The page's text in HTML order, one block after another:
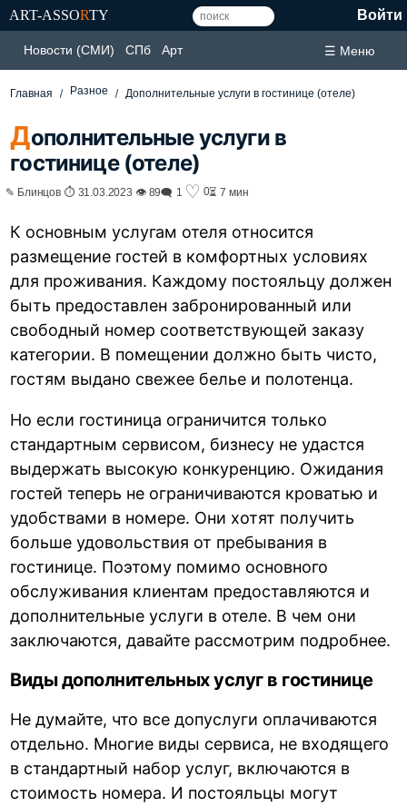
ART-ASSORTY Войти
Новости (СМИ) СПб Арт ☰ Меню
Главная Разное Дополнительные услуги в гостинице (отеле)
Дополнительные услуги в
гостинице (отеле)
✎ Блинцов ⏱ 31.03.2023 👁 89🗨 1 ♡ 0⏳ 7 мин
К основным услугам отеля относится
размещение гостей в комфортных условиях
для проживания. Каждому постояльцу должен
быть предоставлен забронированный или
свободный номер соответствующей заказу
категории. В помещении должно быть чисто,
гостям выдано свежее белье и полотенца.
Но если гостиница ограничится только
стандартным сервисом, бизнесу не удастся
выдержать высокую конкуренцию. Ожидания
гостей теперь не ограничиваются кроватью и
удобствами в номере. Они хотят получить
больше удовольствия от пребывания в
гостинице. Поэтому помимо основного
обслуживания клиентам предоставляются и
дополнительные услуги в отеле. В чем они
заключаются, давайте рассмотрим подробнее.
Виды дополнительных услуг в гостинице
Не думайте, что все допуслуги оплачиваются
отдельно. Многие виды сервиса, не входящего
в стандартный набор услуг, включаются в
стоимость номера. И постояльцы могут